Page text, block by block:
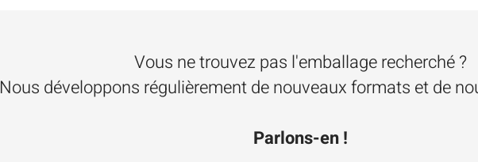
Vous ne trouvez pas l'emballage recherché ?
Nous développons régulièrement de nouveaux formats et de
Parlons-en !